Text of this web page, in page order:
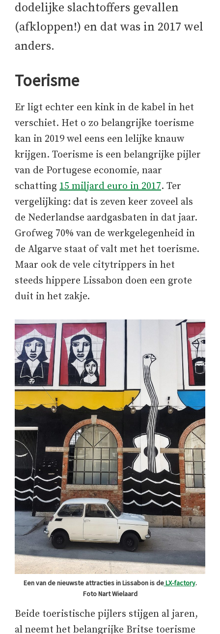
dodelijke slachtoffers gevallen
(afkloppen!) en dat was in 2017 wel
anders.
Toerisme
Er ligt echter een kink in de kabel in het
verschiet. Het o zo belangrijke toerisme
kan in 2019 wel eens een lelijke knauw
krijgen. Toerisme is een belangrijke pijler
van de Portugese economie, naar
schatting 15 miljard euro in 2017. Ter
vergelijking: dat is zeven keer zoveel als
de Nederlandse aardgasbaten in dat jaar.
Grofweg 70% van de werkgelegenheid in
de Algarve staat of valt met het toerisme.
Maar ook de vele citytrippers in het
steeds hippere Lissabon doen een grote
duit in het zakje.
Een van de nieuwste attracties in Lissabon is deLX-factory.
Foto Nart Wielaard
Beide toeristische pijlers stijgen al jaren,
al neemt het belangrijke Britse toerisme